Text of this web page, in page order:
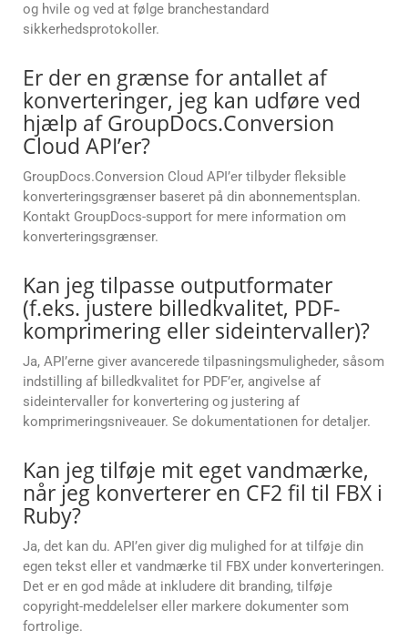
og hvile og ved at følge branchestandard
sikkerhedsprotokoller.
Er der en grænse for antallet af
konverteringer, jeg kan udføre ved
hjælp af GroupDocs.Conversion
Cloud API’er?
GroupDocs.Conversion Cloud API’er tilbyder fleksible
konverteringsgrænser baseret på din abonnementsplan.
Kontakt GroupDocs-support for mere information om
konverteringsgrænser.
Kan jeg tilpasse outputformater
(f.eks. justere billedkvalitet, PDF-
komprimering eller sideintervaller)?
Ja, API’erne giver avancerede tilpasningsmuligheder, såsom
indstilling af billedkvalitet for PDF’er, angivelse af
sideintervaller for konvertering og justering af
komprimeringsniveauer. Se dokumentationen for detaljer.
Kan jeg tilføje mit eget vandmærke,
når jeg konverterer en CF2 fil til FBX i
Ruby?
Ja, det kan du. API’en giver dig mulighed for at tilføje din
egen tekst eller et vandmærke til FBX under konverteringen.
Det er en god måde at inkludere dit branding, tilføje
copyright-meddelelser eller markere dokumenter som
fortrolige.